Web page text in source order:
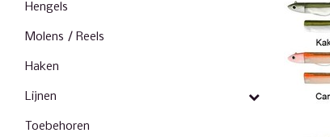
Hengels
Molens / Reels
Haken
Lijnen
Toebehoren